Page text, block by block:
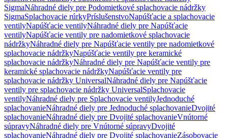
SigmaNáhradné diely pre Podomietkové splachovacie nádržky
SigmaSplachovacie rúrkyPríslušenstvoNapúšťacie a splachovacie
ventilyNapúšťacie ventilyNáhradné diely pre Napúšťacie
ventilyNapúšťacie ventily pre nadomietkové splachovacie
nádržkyNáhradné diely pre Napúšťacie ventily pre nadomietkové
splachovacie nádržkyNapúšťacie ventily pre keramické
splachovacie nádržkyNáhradné diely pre Napúšťacie ventily pre
keramické splachovacie nádržkyNapúšťacie ventily pre
splachovacie nádržky UniversalNáhradné diely pre Napúšťacie
ventily pre splachovacie nádržky UniversalSplachovacie
ventilyNáhradné diely pre Splachovacie ventilyJednoduché
splachovanieNáhradné diely pre Jednoduché splachovanieDvojité
splachovanieNáhradné diely pre Dvojité splachovanieVnútorné
súpravyNáhradné diely pre Vnútorné súpravyDvojité
splachovanieNáhradné diely pre Dvojité splachovanieZásobovacie